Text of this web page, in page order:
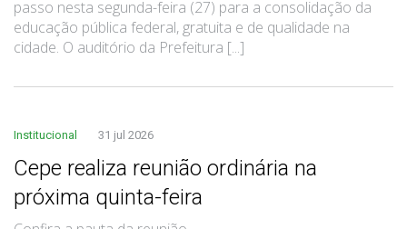
passo nesta segunda-feira (27) para a consolidação da
educação pública federal, gratuita e de qualidade na
cidade. O auditório da Prefeitura [...]
Institucional 31 jul 2026
Cepe realiza reunião ordinária na
próxima quinta-feira